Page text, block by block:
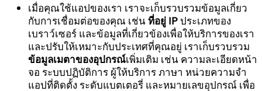
เมื่อคุณใช้แอปของเรา เราจะเก็บรวบรวมข้อมูลเกี่ยว
กับการเชื่อมต่อของคุณ เช่นที่อยู่ IPประเภทของ
เบราว์เซอร์ และข้อมูลที่เกี่ยวข้องเพื่อให้บริการของเรา
และปรับให้เหมาะกับประเทศที่คุณอยู่ เราเก็บรวบรวม
ข้อมูลเมตาของอุปกรณ์เพิ่มเติม เช่น ความละเอียดหน้า
จอ ระบบปฏิบัติการ ผู้ให้บริการ ภาษา หน่วยความจำ
แอปที่ติดตั้ง ระดับแบตเตอรี่ และหมายเลขอุปกรณ์ เพื่อ